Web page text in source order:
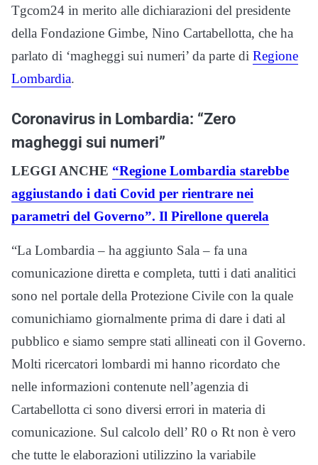
Tgcom24 in merito alle dichiarazioni del presidente
della Fondazione Gimbe, Nino Cartabellotta, che ha
parlato di ‘magheggi sui numeri’ da parte di Regione
Lombardia.
Coronavirus in Lombardia: “Zero
magheggi sui numeri”
LEGGI ANCHE “Regione Lombardia starebbe
aggiustando i dati Covid per rientrare nei
parametri del Governo”. Il Pirellone querela
“La Lombardia – ha aggiunto Sala – fa una
comunicazione diretta e completa, tutti i dati analitici
sono nel portale della Protezione Civile con la quale
comunichiamo giornalmente prima di dare i dati al
pubblico e siamo sempre stati allineati con il Governo.
Molti ricercatori lombardi mi hanno ricordato che
nelle informazioni contenute nell’agenzia di
Cartabellotta ci sono diversi errori in materia di
comunicazione. Sul calcolo dell’ R0 o Rt non è vero
che tutte le elaborazioni utilizzino la variabile